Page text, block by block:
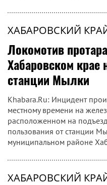
ХАБАРОВСКИЙ
Локомотив
Хабаровском крае
станции Мылки
Khabara.Ru: Инцидент
местному времени на
расположенном на
пользования от станции
муниципальном районе
ХАБАРОВСКИЙ